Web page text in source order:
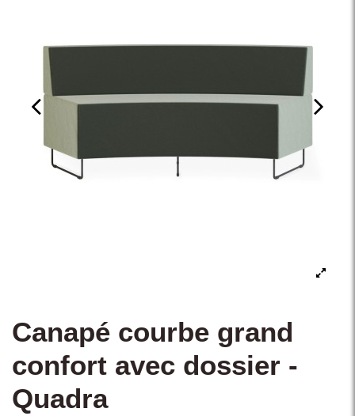
Canapé courbe grand
confort avec dossier -
Quadra